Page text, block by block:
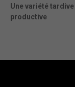
Une variété
productive